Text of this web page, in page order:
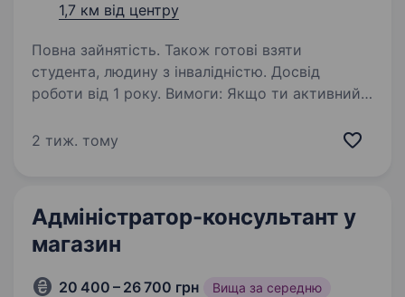
1,7 км від центру
Повна зайнятість. Також готові взяти
студента, людину з інвалідністю. Досвід
роботи від 1 року. Вимоги: Якщо ти активний
подобається робота з людьми, готовий
2 тиж. тому
Адміністратор-консультант у
магазин
20 400 – 26 700 грн Вища за середню